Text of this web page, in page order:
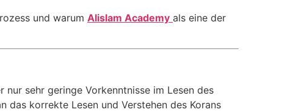
und warum Alislam Academy als eine der
sehr geringe Vorkenntnisse im Lesen des
das korrekte Lesen und Verstehen des Korans